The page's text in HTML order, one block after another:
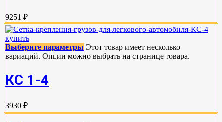
9251 ₽
Выберите параметры Этот товар имеет несколько
вариаций. Опции можно выбрать на странице товара.
КС 1-4
3930 ₽